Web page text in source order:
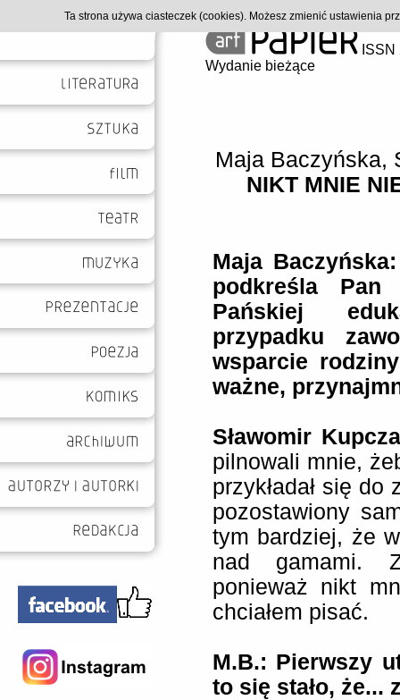
Wydanie bieżące
Maja Baczyńska,
NIKT MNIE
Maja Baczyńska:
podkreśla
Pańskiej
przypadku
wsparcie
ważne,
Sławomir
pilnowali mnie,
przykładał się
pozostawiony
tym bardziej, że
nad gamami.
ponieważ nikt
chciałem pisać.
M.B.: Pierwszy
to się stało, że...
Ta strona używa ciasteczek (cookies). Możesz zmienić ustawienia